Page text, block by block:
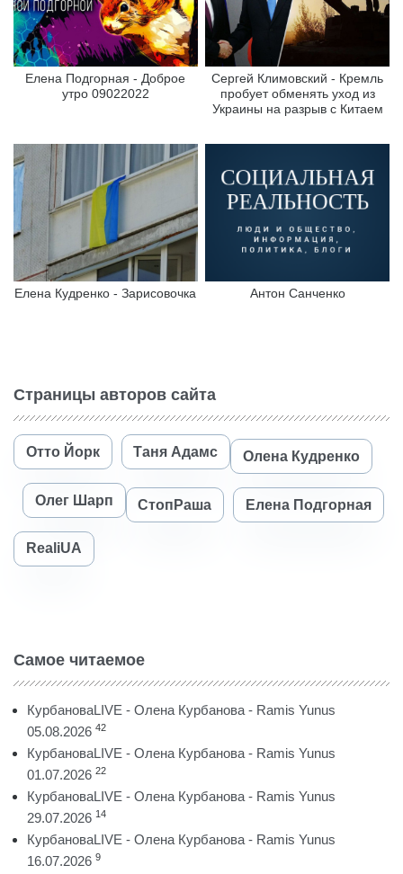
Елена Подгорная - Доброе
утро 09022022
Сергей Климовский - Кремль
пробует обменять уход из
Украины на разрыв с Китаем
Елена Кудренко - Зарисовочка Антон Санченко
Страницы авторов сайта
Отто Йорк Таня Адамс Олена Кудренко
Олег Шарп СтопРаша Елена Подгорная
RealiUA
Самое читаемое
КурбановаLIVE - Олена Курбанова - Ramis Yunus
05.08.2026 42
КурбановаLIVE - Олена Курбанова - Ramis Yunus
01.07.2026 22
КурбановаLIVE - Олена Курбанова - Ramis Yunus
29.07.2026 14
КурбановаLIVE - Олена Курбанова - Ramis Yunus
16.07.2026 9